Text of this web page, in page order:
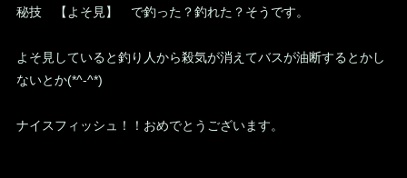
秘技 【よそ見】 で釣った？釣れた？そうです。
よそ見していると釣り人から殺気が消えてバスが油断するとかし
ないとか(*^-^*)
ナイスフィッシュ！！おめでとうございます。